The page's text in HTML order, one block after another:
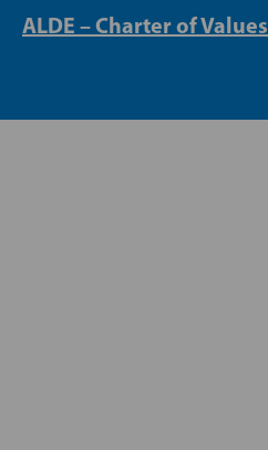
ALDE – Charter of Values